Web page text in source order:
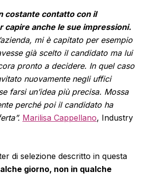
costante contatto con il
capire anche le sue impressioni.
mi è capitato per esempio
già scelto il candidato ma lui
pronto a decidere. In quel caso
nuovamente negli uffici
farsi un’idea più precisa. Mossa
perché poi il candidato ha
Marilisa Cappellano, Industry
di selezione descritto in questa
giorno, non in qualche